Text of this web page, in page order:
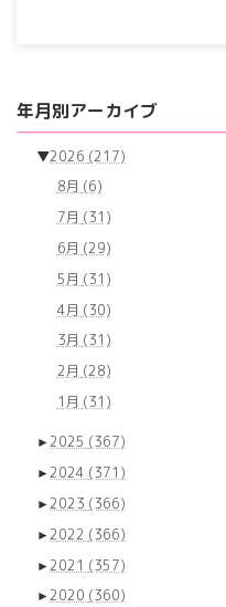
年月別アーカイブ
▼2026 (217)
8月 (6)
7月 (31)
6月 (29)
5月 (31)
4月 (30)
3月 (31)
2月 (28)
1月 (31)
►2025 (367)
►2024 (371)
►2023 (366)
►2022 (366)
►2021 (357)
►2020 (360)